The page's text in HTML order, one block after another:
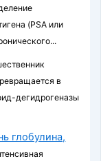
(PSA или
в
дегидрогеназы
глобулина,